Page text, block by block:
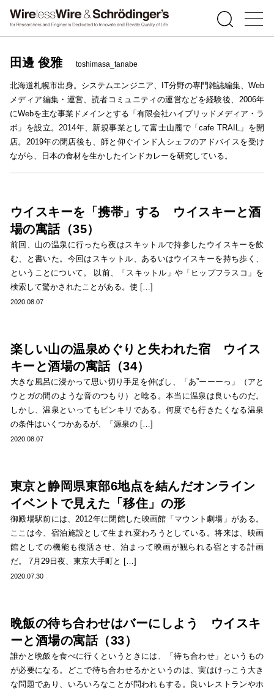
田邊 俊雅 toshimasa_tanabe
北海道札幌市出身。システムエンジニア、IT分野の専門雑誌編集、Web
メディア編集・運営、読者コミュニティの運営などを経験後、2006年
にWebを主な事業ドメインとする「有限会社ハイブリッドメディア・ラ
ボ」を設立。2014年、新規事業として富士山麓で「cafe TRAIL」を開
店。2019年の閉店後も、師と仰ぐインド人シェフのアドバイスを受け
ながら、日本の食材を生かしたインドカレーを研究している。
ウイスキーを「携帯」する ウイスキーと酒
場の寓話（35）
前回、山の温泉に行ったら夜はスキットルで持参したウイスキーを飲
む、と書いた。今回はスキットル、あるいはウイスキーを持ち歩く、
ということについて。 以前、「スキットル」や「ヒップフラスコ」を
検索して驚かされたことがある。使 […]
2020.08.07
楽しい山の温泉めぐりと失われた宿 ウイス
キーと酒場の寓話（34）
大きな風呂に浸かって思い切り手足を伸ばし、「あ”ーーーっ」（アと
ウとガの間のような音のつもり）と唸る。本当に温泉は良いものだ。
しかし、温泉といってもピンキリである。何度でも行きたくなる温泉
の条件はいくつかあるが、「源泉の […]
2020.08.07
東京と静岡県東部6地点を結んだオンライン
イベントで見えた「移住」の形
御殿場駅前には、2012年に閉館した映画館「マウント劇場」がある。
ここは今、宿泊施設として生まれ変わろうとしている。将来は、映画
館としての機能も復活させ、泊まって映画が観られる宿とする計画
だ。 7月29日夜、東京大手町と […]
2020.07.30
晩飯の待ち合わせはバーにしよう ウイスキ
ーと酒場の寓話（33）
誰かと晩飯を食べに行くというときには、「待ち合わせ」というもの
が必要になる。どこで待ち合わせるかというのは、実はけっこう大き
な問題であり、いろいろなことが問われもする。良いレストランやホ